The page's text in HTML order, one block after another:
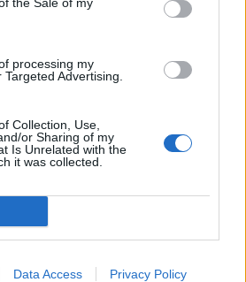
processing my
Advertising.
Collection, Use,
or Sharing of my
Is Unrelated with the
it was collected.
Data Access Privacy Policy
studia un